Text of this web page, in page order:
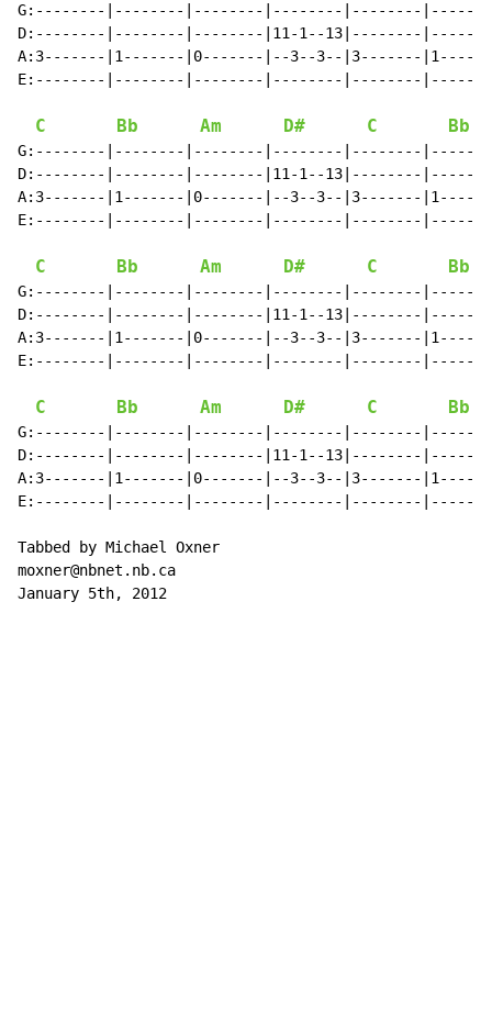
G:--------|--------|--------|--------|--------
D:--------|--------|--------|11-1--13|--------
A:3-------|1-------|0-------|--3--3--|3-------
E:--------|--------|--------|--------|--------
C Bb Am D# C Bb
G:--------|--------|--------|--------|--------
D:--------|--------|--------|11-1--13|--------
A:3-------|1-------|0-------|--3--3--|3-------
E:--------|--------|--------|--------|--------
C Bb Am D# C Bb
G:--------|--------|--------|--------|--------
D:--------|--------|--------|11-1--13|--------
A:3-------|1-------|0-------|--3--3--|3-------
E:--------|--------|--------|--------|--------
C Bb Am D# C Bb
G:--------|--------|--------|--------|--------
D:--------|--------|--------|11-1--13|--------
A:3-------|1-------|0-------|--3--3--|3-------
E:--------|--------|--------|--------|--------
Tabbed by Michael Oxner
moxner@nbnet.nb.ca
January 5th, 2012